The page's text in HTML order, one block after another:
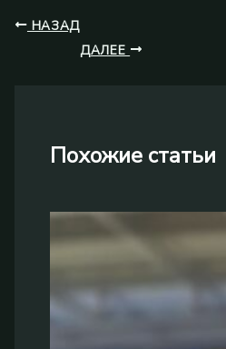
НАЗАД
ДАЛЕЕ
Похожие статьи